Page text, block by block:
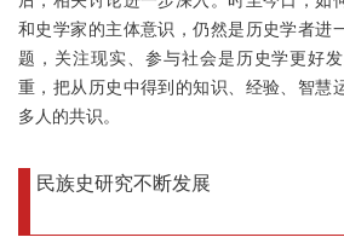
和史学家的主体意识，仍然是历史学者进
题，关注现实、参与社会是历史学更好
重，把从历史中得到的知识、经验、智慧
多人的共识。
民族史研究不断发展